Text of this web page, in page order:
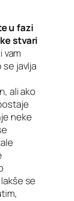
u fazi
stvari
vam
javlja
ali ako
neke
se